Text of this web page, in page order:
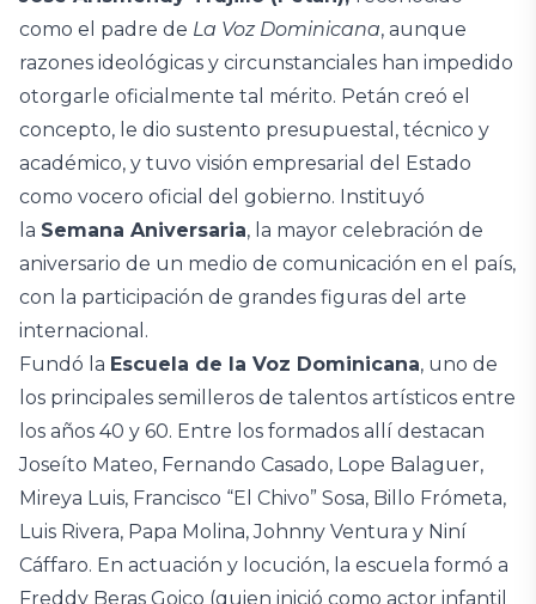
como el padre de La Voz Dominicana, aunque
razones ideológicas y circunstanciales han impedido
otorgarle oficialmente tal mérito. Petán creó el
concepto, le dio sustento presupuestal, técnico y
académico, y tuvo visión empresarial del Estado
como vocero oficial del gobierno. Instituyó
la Semana Aniversaria, la mayor celebración de
aniversario de un medio de comunicación en el país,
con la participación de grandes figuras del arte
internacional.
Fundó la Escuela de la Voz Dominicana, uno de
los principales semilleros de talentos artísticos entre
los años 40 y 60. Entre los formados allí destacan
Joseíto Mateo, Fernando Casado, Lope Balaguer,
Mireya Luis, Francisco “El Chivo” Sosa, Billo Frómeta,
Luis Rivera, Papa Molina, Johnny Ventura y Niní
Cáffaro. En actuación y locución, la escuela formó a
Freddy Beras Goico (quien inició como actor infantil